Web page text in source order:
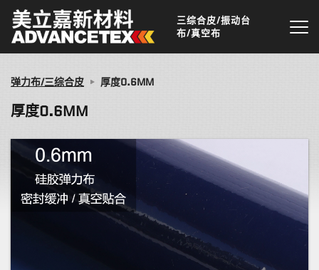
三综合皮/振动台
布/真空布
弹力布/三综合皮 厚度0.6MM
厚度0.6MM